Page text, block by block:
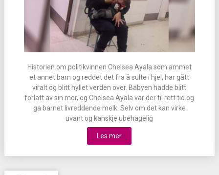
Historien om politikvinnen Chelsea Ayala som ammet
et annet barn og reddet det fra å sulte i hjel, har gått
viralt og blitt hyllet verden over. Babyen hadde blitt
forlatt av sin mor, og Chelsea Ayala var der til rett tid og
ga barnet livreddende melk. Selv om det kan virke
uvant og kanskje ubehagelig
Les mer